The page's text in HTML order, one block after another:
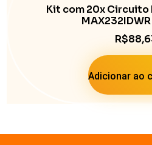
Kit com 20x
R$
Adicionar ao